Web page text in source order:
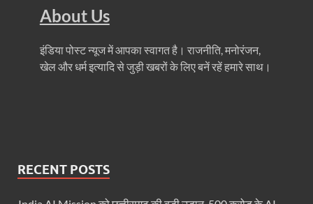
About Us
इंडिया पोस्ट न्यूज में आपका स्वागत है। राजनीति, मनोरंजन,
खेल और धर्म इत्यादि से जुड़ी खबरों के लिए बनें रहें हमारे साथ।
RECENT POSTS